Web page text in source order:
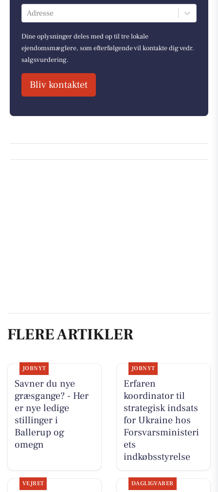
Adresse
Dine oplysninger deles med op til tre lokale
ejendomsmæglere, som efterfølgende vil kontakte dig vedr.
salgsvurdering.
Bliv kontaktet
FLERE ARTIKLER
JOBNYT
Savner du nye
græsgange? - Her
er nye ledige
stillinger i
Ballerup og
omegn
JOBNYT
Erfaren
koordinator til
strategisk indsats
for Ukraine hos
Forsvarsministeri
ets
indkøbsstyrelse
VEJRET DAGLIGVARER